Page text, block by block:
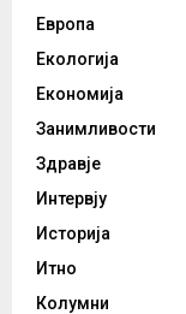
Европа
Екологија
Економија
Занимливости
Здравје
Интервју
Историја
Итно
Колумни